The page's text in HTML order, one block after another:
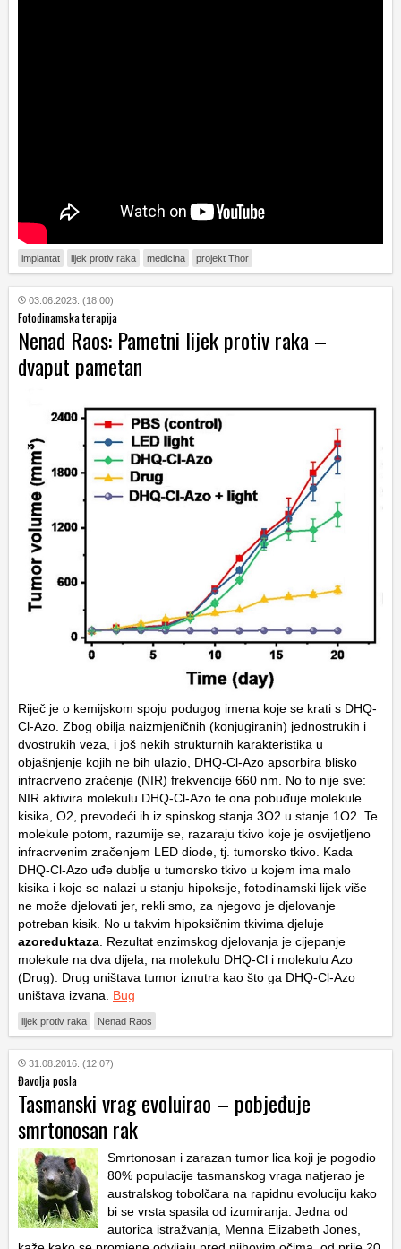
implantat lijek protiv raka medicina projekt Thor
03.06.2023. (18:00)
Fotodinamska terapija
Nenad Raos: Pametni lijek protiv raka –
dvaput pametan
Riječ je o kemijskom spoju podugog imena koje se krati s DHQ-
Cl-Azo. Zbog obilja naizmjeničnih (konjugiranih) jednostrukih i
dvostrukih veza, i još nekih strukturnih karakteristika u
objašnjenje kojih ne bih ulazio, DHQ-Cl-Azo apsorbira blisko
infracrveno zračenje (NIR) frekvencije 660 nm. No to nije sve:
NIR aktivira molekulu DHQ-Cl-Azo te ona pobuđuje molekule
kisika, O2, prevodeći ih iz spinskog stanja 3O2 u stanje 1O2. Te
molekule potom, razumije se, razaraju tkivo koje je osvijetljeno
infracrvenim zračenjem LED diode, tj. tumorsko tkivo. Kada
DHQ-Cl-Azo uđe dublje u tumorsko tkivo u kojem ima malo
kisika i koje se nalazi u stanju hipoksije, fotodinamski lijek više
ne može djelovati jer, rekli smo, za njegovo je djelovanje
potreban kisik. No u takvim hipoksičnim tkivima djeluje
azoreduktaza . Rezultat enzimskog djelovanja je cijepanje
molekule na dva dijela, na molekulu DHQ-Cl i molekulu Azo
(Drug). Drug uništava tumor iznutra kao što ga DHQ-Cl-Azo
uništava izvana. Bug
lijek protiv raka Nenad Raos
31.08.2016. (12:07)
Đavolja posla
Tasmanski vrag evoluirao – pobjeđuje
smrtonosan rak
Smrtonosan i zarazan tumor lica koji je pogodio
80% populacije tasmanskog vraga natjerao je
australskog tobolčara na rapidnu evoluciju kako
bi se vrsta spasila od izumiranja. Jedna od
autorica istražvanja, Menna Elizabeth Jones,